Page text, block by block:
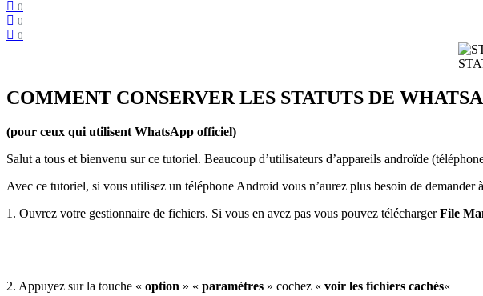
0
0
0
COMMENT CONSERVER LES STATUTS DE
(pour ceux qui utilisent WhatsApp officiel)
Salut a tous et bienvenu sur ce tutoriel. Beaucoup d’utilisateurs d’appareils androïde
Avec ce tutoriel, si vous utilisez un téléphone Android vous n’aurez plus besoin de
1. Ouvrez votre gestionnaire de fichiers. Si vous en avez pas vous pouvez téléchargerFile
2. Appuyez sur la touche « option » « paramètres » cochez « voir les fichiers cachés«